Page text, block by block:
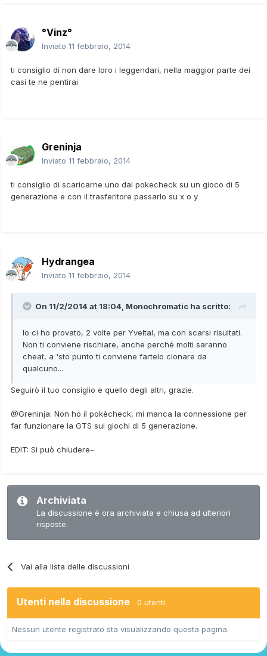
°Vinz°
Inviato 11 febbraio, 2014
ti consiglio di non dare loro i leggendari, nella maggior parte dei
casi te ne pentirai
Greninja
Inviato 11 febbraio, 2014
ti consiglio di scaricarne uno dal pokecheck su un gioco di 5
generazione e con il trasferitore passarlo su x o y
Hydrangea
Inviato 11 febbraio, 2014
On 11/2/2014 at 18:04, Monochromatic ha scritto:
Io ci ho provato, 2 volte per Yveltal, ma con scarsi risultati.
Non ti conviene rischiare, anche perché molti saranno
cheat, a 'sto punto ti conviene fartelo clonare da
qualcuno...
Seguirò il tuo consiglio e quello degli altri, grazie.
@Greninja: Non ho il pokécheck, mi manca la connessione per
far funzionare la GTS sui giochi di 5 generazione.
EDIT: Si può chiudere~
Archiviata
La discussione è ora archiviata e chiusa ad ulteriori
risposte.
Vai alla lista delle discussioni
Utenti nella discussione 0 utenti
Nessun utente registrato sta visualizzando questa pagina.